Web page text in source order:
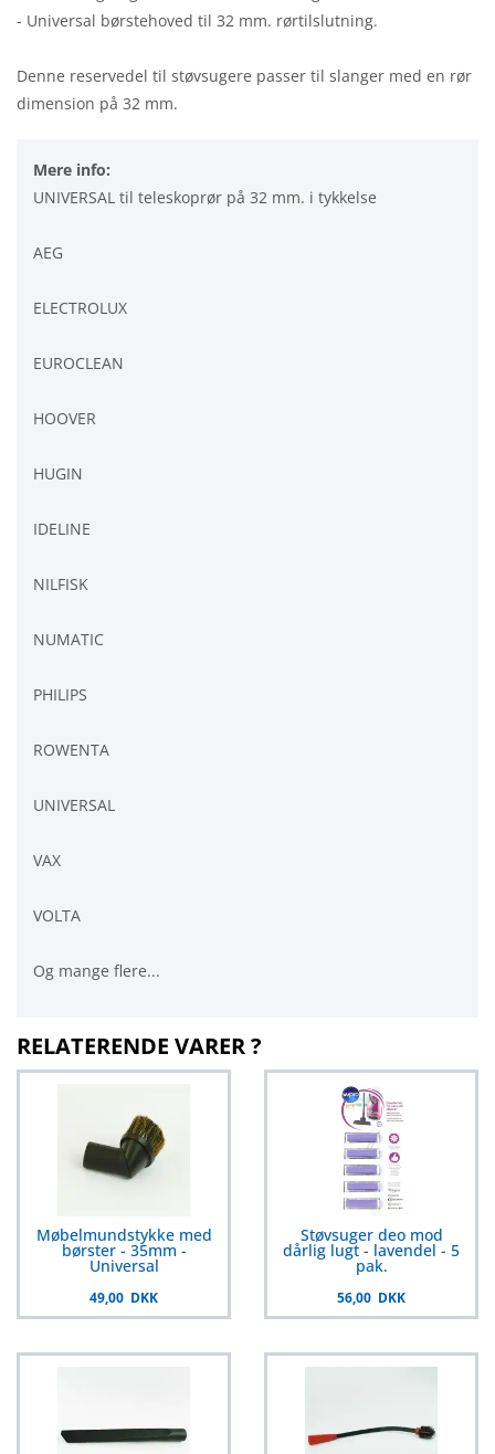
- Universal børstehoved til 32 mm. rørtilslutning.
Denne reservedel til støvsugere passer til slanger med en rør
dimension på 32 mm.
Mere info:
UNIVERSAL til teleskoprør på 32 mm. i tykkelse
AEG
ELECTROLUX
EUROCLEAN
HOOVER
HUGIN
IDELINE
NILFISK
NUMATIC
PHILIPS
ROWENTA
UNIVERSAL
VAX
VOLTA
Og mange flere...
RELATERENDE VARER ?
Møbelmundstykke med
børster - 35mm -
Universal
49,00 DKK
Støvsuger deo mod
dårlig lugt - lavendel - 5
pak.
56,00 DKK